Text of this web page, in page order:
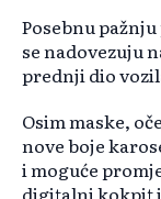
Posebnu
se nadovezuju
prednji dio
Osim maske,
nove boje
i moguće